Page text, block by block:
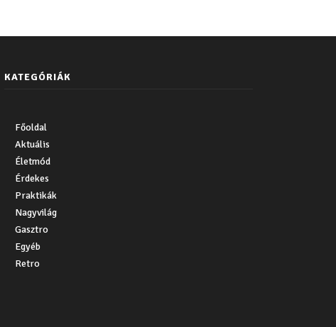
KATEGÓRIÁK
Főoldal
Aktuális
Életmód
Érdekes
Praktikák
Nagyvilág
Gasztro
Egyéb
Retro